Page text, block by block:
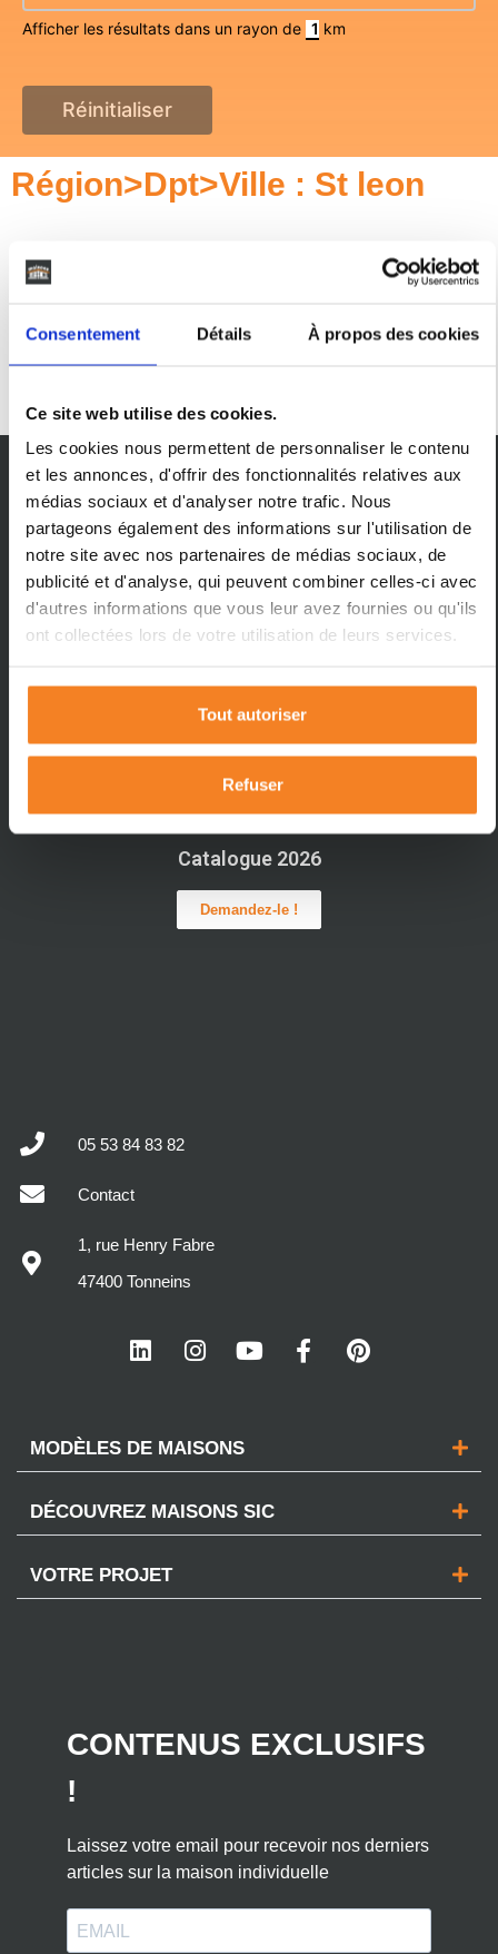
Consentement Détails À propos des cookies
Ce site web utilise des cookies.
Les cookies nous permettent de personnaliser le contenu
et les annonces, d'offrir des fonctionnalités relatives aux
médias sociaux et d'analyser notre trafic. Nous
partageons également des informations sur l'utilisation de
notre site avec nos partenaires de médias sociaux, de
publicité et d'analyse, qui peuvent combiner celles-ci avec
d'autres informations que vous leur avez fournies ou qu'ils
ont collectées lors de votre utilisation de leurs services.
Tout autoriser
Refuser
Afficher les résultats dans un rayon de km
Réinitialiser
Région>Dpt>Ville : St leon
Catalogue 2026
Demandez-le !
05 53 84 83 82
Contact
1, rue Henry Fabre
47400 Tonneins
MODÈLES DE MAISONS
DÉCOUVREZ MAISONS SIC
VOTRE PROJET